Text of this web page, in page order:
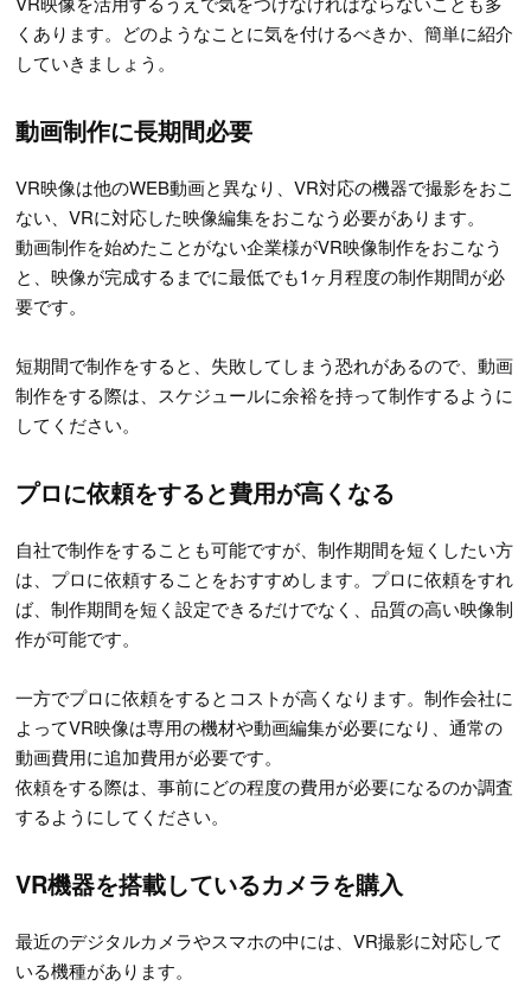
くあります。どのようなことに気を付けるべきか、簡単に紹介
していきましょう。
動画制作に長期間必要
VR映像は他のWEB動画と異なり、VR対応の機器で撮影をおこ
ない、VRに対応した映像編集をおこなう必要があります。
動画制作を始めたことがない企業様がVR映像制作をおこなう
と、映像が完成するまでに最低でも1ヶ月程度の制作期間が必
要です。
短期間で制作をすると、失敗してしまう恐れがあるので、動画
制作をする際は、スケジュールに余裕を持って制作するように
してください。
プロに依頼をすると費用が高くなる
自社で制作をすることも可能ですが、制作期間を短くしたい方
は、プロに依頼することをおすすめします。プロに依頼をすれ
ば、制作期間を短く設定できるだけでなく、品質の高い映像制
作が可能です。
一方でプロに依頼をするとコストが高くなります。制作会社に
よってVR映像は専用の機材や動画編集が必要になり、通常の
動画費用に追加費用が必要です。
依頼をする際は、事前にどの程度の費用が必要になるのか調査
するようにしてください。
VR機器を搭載しているカメラを購入
最近のデジタルカメラやスマホの中には、VR撮影に対応して
いる機種があります。